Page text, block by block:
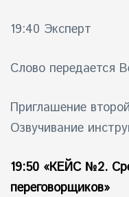
19:40 Эксперт
Слово передается
Приглашение
Озвучивание
19:50 «КЕЙС №2.
переговорщиков»